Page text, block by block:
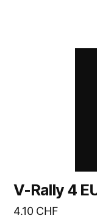
V-Rally 4
4.10 CHF